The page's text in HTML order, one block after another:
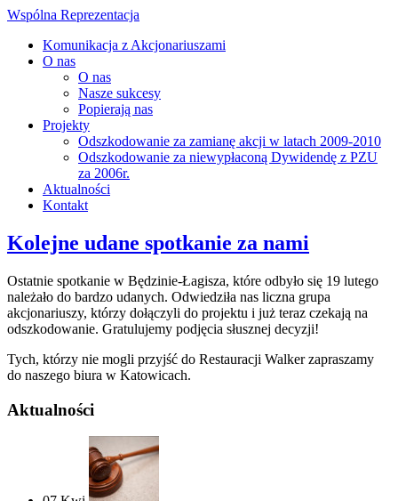
Wspólna Reprezentacja
Komunikacja z Akcjonariuszami
O nas
O nas
Nasze sukcesy
Popierają nas
Projekty
Odszkodowanie za zamianę akcji w latach 2009-2010
Odszkodowanie za niewypłaconą Dywidendę z PZU
za 2006r.
Aktualności
Kontakt
Kolejne udane spotkanie za nami
Ostatnie spotkanie w Będzinie-Łagisza, które odbyło się 19 lutego
należało do bardzo udanych. Odwiedziła nas liczna grupa
akcjonariuszy, którzy dołączyli do projektu i już teraz czekają na
odszkodowanie. Gratulujemy podjęcia słusznej decyzji!
Tych, którzy nie mogli przyjść do Restauracji Walker zapraszamy
do naszego biura w Katowicach.
Aktualności